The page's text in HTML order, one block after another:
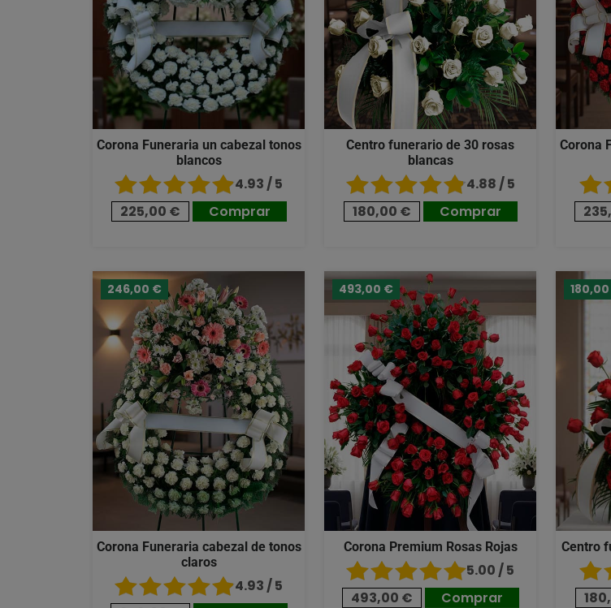
Corona Funeraria un cabezal tonos
blancos
4.93 / 5
225,00 €
Comprar
Centro funerario de 30 rosas
blancas
4.88 / 5
180,00 €
Comprar
Corona
246,00 €
Corona Funeraria cabezal de tonos
claros
4.93 / 5
493,00 €
Corona Premium Rosas Rojas
5.00 / 5
493,00 €
Comprar
Centro